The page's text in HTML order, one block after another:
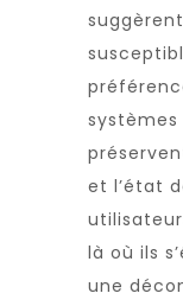
et l’état
là où ils
une